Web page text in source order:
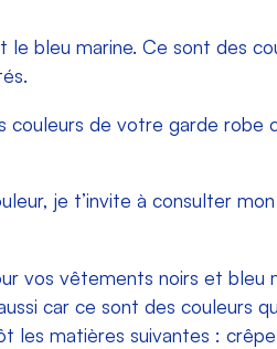
le bleu marine. Ce sont des
de votre garde robe
je t’invite à consulter
vos vêtements noirs et bleu
car ce sont des couleurs
matières suivantes : crêpe